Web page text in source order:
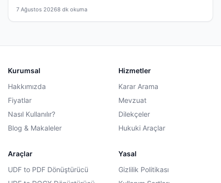
7 Ağustos 20268 dk okuma
Kurumsal
Hakkımızda
Fiyatlar
Nasıl Kullanılır?
Blog & Makaleler
Hizmetler
Karar Arama
Mevzuat
Dilekçeler
Hukuki Araçlar
Araçlar
UDF to PDF Dönüştürücü
Yasal
Gizlilik Politikası